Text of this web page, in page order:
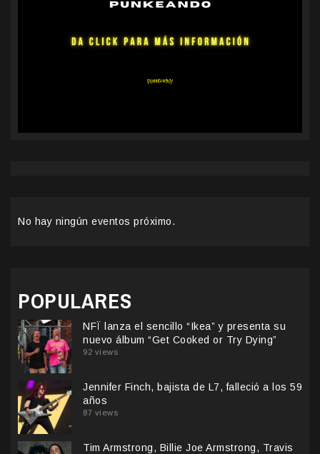
No hay ningún eventos próximo.
POPULARES
NFÏ lanza el sencillo “Ikea” y presenta su
nuevo álbum “Get Cooked or Try Dying”
92 views
Jennifer Finch, bajista de L7, falleció a los 59
años
87 views
Tim Armstrong, Billie Joe Armstrong, Travis